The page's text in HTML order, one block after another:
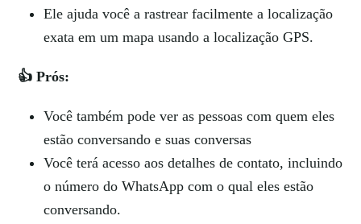
Ele ajuda você a rastrear facilmente a localização
exata em um mapa usando a localização GPS.
👍 Prós:
Você também pode ver as pessoas com quem eles
estão conversando e suas conversas
Você terá acesso aos detalhes de contato, incluindo
o número do WhatsApp com o qual eles estão
conversando.